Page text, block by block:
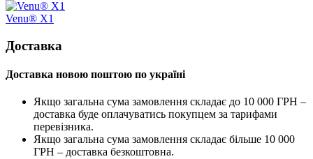
Venu® X1
Доставка
Доставка новою поштою по україні
Якщо загальна сума замовлення складає до 10 000 ГРН –
доставка буде оплачуватись покупцем за тарифами
перевізника.
Якщо загальна сума замовлення складає більше 10 000
ГРН – доставка безкоштовна.